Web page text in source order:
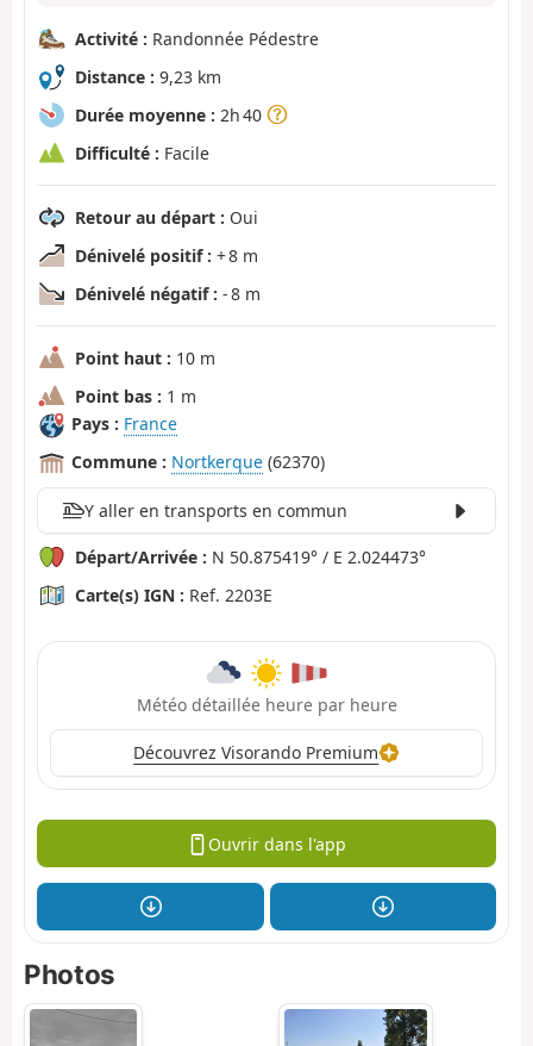
Activité : Randonnée Pédestre
Distance : 9,23 km
Durée moyenne : 2h 40
Difficulté : Facile
Retour au départ : Oui
Dénivelé positif : + 8 m
Dénivelé négatif : - 8 m
Point haut : 10 m
Point bas : 1 m
Pays : France
Commune : Nortkerque (62370)
Y aller en transports en commun
Départ/Arrivée : N 50.875419° / E 2.024473°
Carte(s) IGN : Ref. 2203E
Météo détaillée heure par heure
Découvrez Visorando Premium
Ouvrir dans l'app
Photos